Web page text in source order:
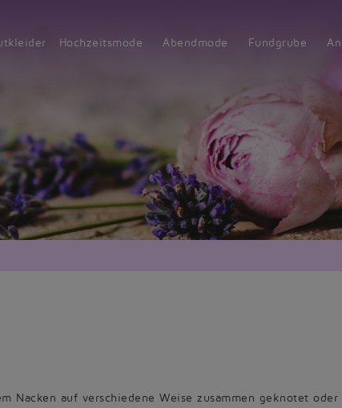
Hochzeitsmode Abendmode Fundgrube
Nacken auf verschiedene Weise zusammen geknotet